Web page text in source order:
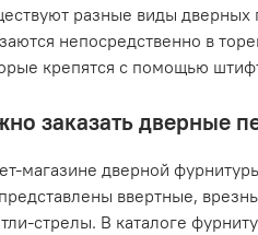
разные виды дверных
непосредственно в
крепятся с помощью
заказать дверные
магазине дверной
ввертные,
стрелы. В каталоге